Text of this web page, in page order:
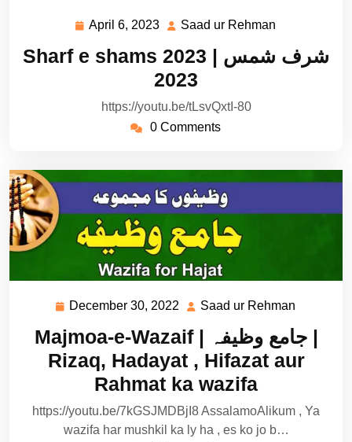
April 6, 2023 April
2023
Saad ur Rehman
Rehman
Sharf e shams 2023 | شرف شمس
2023
https://youtu.be/tLsvQxtI-80
0 Comments
December 30, 2022 December
2022
Saad ur Rehman
Rehman
Majmoa-e-Wazaif | جامع وظیفہ |
Rizaq, Hadayat , Hifazat aur
Rahmat ka wazifa
https://youtu.be/7kGSJMDBjI8 AssalamoAlikum , Ya
wazifa har mushkil ka ly ha , es ko jo b…